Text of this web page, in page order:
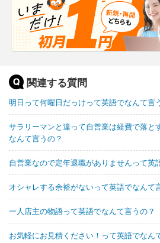
関連する質問
明日って何曜日だっけって英語でなんて言
サラリーマンと違って自営業は経費で落
なんて言うの？
自営業なので定年退職がありませんって英
オシャレする余裕がないって英語でなんて
一人店主の物語って英語でなんて言うの？
お気軽にお見積ください！って英語でなん